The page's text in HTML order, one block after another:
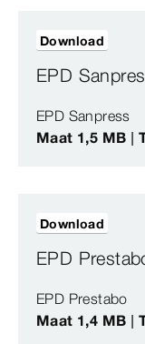
EPD
EPD Sanpress
Maat 1,5 MB |
Download
EPD
EPD Prestabo
Maat 1,4 MB |
Download